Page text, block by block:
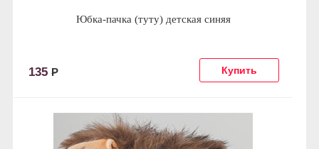
Юбка-пачка (туту) детская синяя
135 Р